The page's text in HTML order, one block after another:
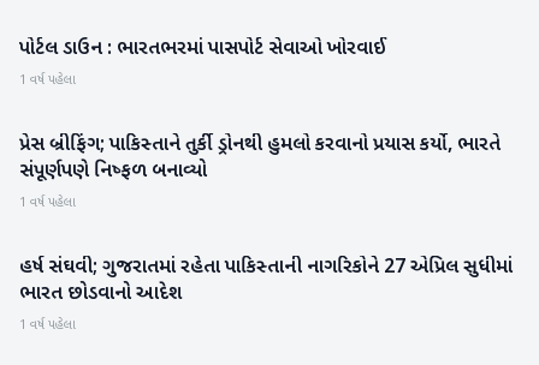
રાષ્ટ્રીય
પોર્ટલ ડાઉન : ભારતભરમાં પાસપોર્ટ સેવાઓ ખોરવાઈ
1 વર્ષ પહેલા
રાષ્ટ્રીય
પ્રેસ બ્રીફિંગ; પાકિસ્તાને તુર્કી ડ્રોનથી હુમલો કરવાનો પ્રયાસ કર્યો, ભારતે
સંપૂર્ણપણે નિષ્ફળ બનાવ્યો
1 વર્ષ પહેલા
ગુજરાત
હર્ષ સંઘવી; ગુજરાતમાં રહેતા પાકિસ્તાની નાગરિકોને 27 એપ્રિલ સુધીમાં
ભારત છોડવાનો આદેશ
1 વર્ષ પહેલા